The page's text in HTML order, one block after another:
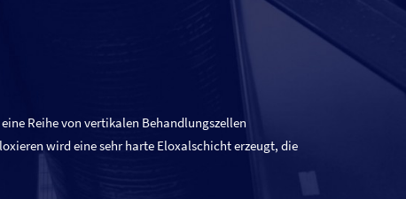
Reihe von vertikalen Behandlungszellen
wird eine sehr harte Eloxalschicht erzeugt, die